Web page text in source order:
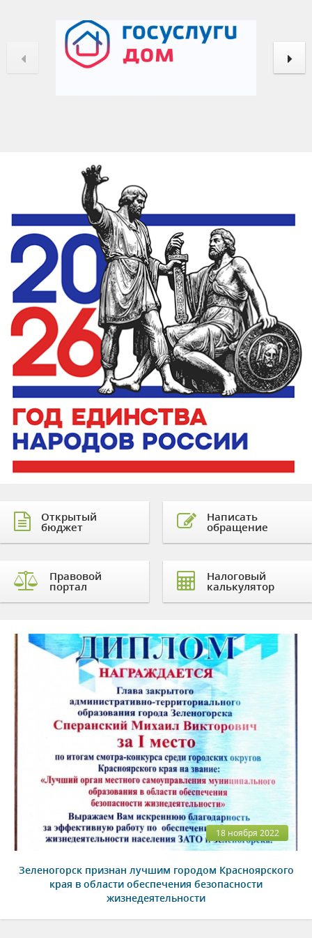
Открытый
бюджет
Правовой
портал
Написать
обращение
Налоговый
калькулятор
18 ноября 2022
Зеленогорск признан лучшим городом Красноярского
края в области обеспечения безопасности
жизнедеятельности